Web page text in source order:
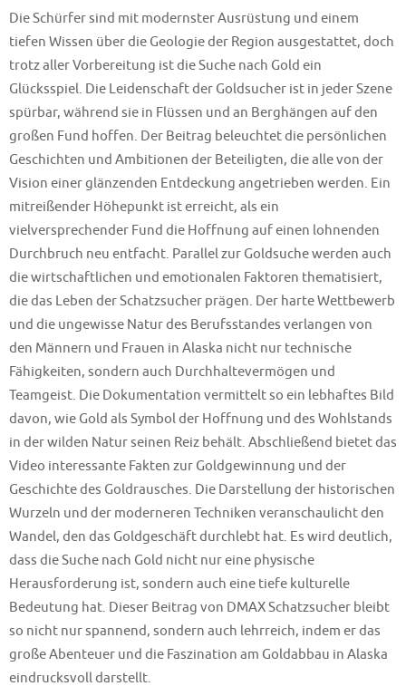
Die Schürfer sind mit modernster Ausrüstung und einem
tiefen Wissen über die Geologie der Region ausgestattet, doch
trotz aller Vorbereitung ist die Suche nach Gold ein
Glücksspiel. Die Leidenschaft der Goldsucher ist in jeder Szene
spürbar, während sie in Flüssen und an Berghängen auf den
großen Fund hoffen. Der Beitrag beleuchtet die persönlichen
Geschichten und Ambitionen der Beteiligten, die alle von der
Vision einer glänzenden Entdeckung angetrieben werden. Ein
mitreißender Höhepunkt ist erreicht, als ein
vielversprechender Fund die Hoffnung auf einen lohnenden
Durchbruch neu entfacht. Parallel zur Goldsuche werden auch
die wirtschaftlichen und emotionalen Faktoren thematisiert,
die das Leben der Schatzsucher prägen. Der harte Wettbewerb
und die ungewisse Natur des Berufsstandes verlangen von
den Männern und Frauen in Alaska nicht nur technische
Fähigkeiten, sondern auch Durchhaltevermögen und
Teamgeist. Die Dokumentation vermittelt so ein lebhaftes Bild
davon, wie Gold als Symbol der Hoffnung und des Wohlstands
in der wilden Natur seinen Reiz behält. Abschließend bietet das
Video interessante Fakten zur Goldgewinnung und der
Geschichte des Goldrausches. Die Darstellung der historischen
Wurzeln und der moderneren Techniken veranschaulicht den
Wandel, den das Goldgeschäft durchlebt hat. Es wird deutlich,
dass die Suche nach Gold nicht nur eine physische
Herausforderung ist, sondern auch eine tiefe kulturelle
Bedeutung hat. Dieser Beitrag von DMAX Schatzsucher bleibt
so nicht nur spannend, sondern auch lehrreich, indem er das
große Abenteuer und die Faszination am Goldabbau in Alaska
eindrucksvoll darstellt.